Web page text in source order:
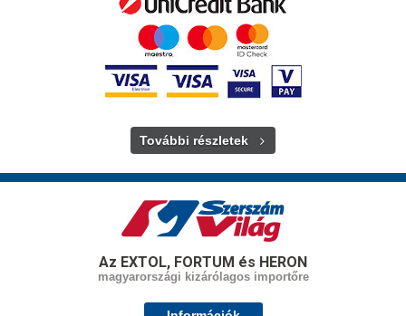
További részletek
Az EXTOL, FORTUM és HERON
magyarországi kizárólagos importőre